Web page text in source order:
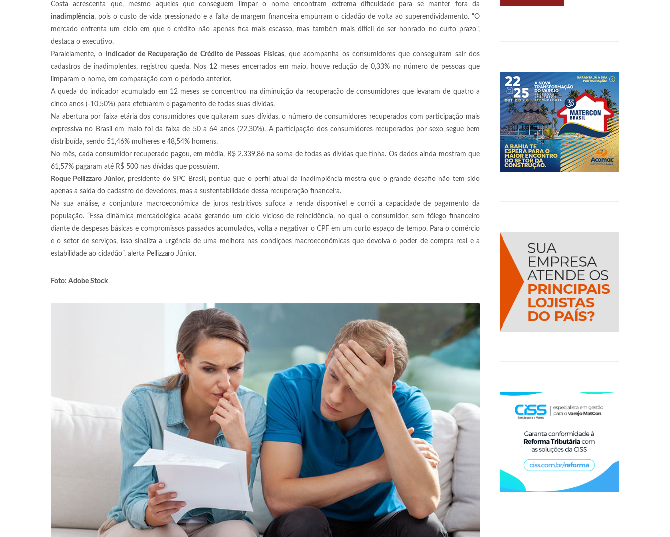
Costa acrescenta que, mesmo aqueles que conseguem limpar o nome encontram extrema dificuldade para se manter fora da
inadimplência, pois o custo de vida pressionado e a falta de margem financeira empurram o cidadão de volta ao superendividamento. “O
mercado enfrenta um ciclo em que o crédito não apenas fica mais escasso, mas também mais difícil de ser honrado no curto prazo",
destaca o executivo.
Paralelamente, o
Indicador de Recuperação de Crédito de Pessoas Físicas, que acompanha os consumidores que conseguiram sair dos
cadastros de inadimplentes, registrou queda. Nos 12 meses encerrados em maio, houve redução de 0,33% no número de pessoas que
limparam o nome, em comparação com o período anterior.
A queda do indicador acumulado em 12 meses se concentrou na diminuição da recuperação de consumidores que levaram de quatro a
cinco anos (-10,50%) para efetuarem o pagamento de todas suas dívidas.
Na abertura por faixa etária dos consumidores que quitaram suas dívidas, o número de consumidores recuperados com participação mais
expressiva no Brasil em maio foi da faixa de 50 a 64 anos (22,30%). A participação dos consumidores recuperados por sexo segue bem
distribuída, sendo 51,46% mulheres e 48,54% homens.
No mês, cada consumidor recuperado pagou, em média, R$ 2.339,86 na soma de todas as dívidas que tinha. Os dados ainda mostram que
61,57% pagaram até R$ 500 nas dívidas que possuíam.
Roque Pellizzaro Júnior, presidente do SPC Brasil, pontua que o perfil atual da inadimplência mostra que o grande desafio não tem sido
apenas a saída do cadastro de devedores, mas a sustentabilidade dessa recuperação financeira.
Na sua análise, a conjuntura macroeconômica de juros restritivos sufoca a renda disponível e corrói a capacidade de pagamento da
população. “Essa dinâmica mercadológica acaba gerando um ciclo vicioso de reincidência, no qual o consumidor, sem fôlego financeiro
diante de despesas básicas e compromissos passados acumulados, volta a negativar o CPF em um curto espaço de tempo. Para o comércio
e o setor de serviços, isso sinaliza a urgência de uma melhora nas condições macroeconômicas que devolva o poder de compra real e a
estabilidade ao cidadão”, alerta Pellizzaro Júnior.
Foto: Adobe Stock